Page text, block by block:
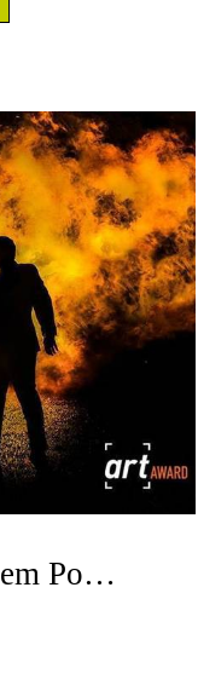
Fotografo premiado em Ponta Grossa | Leonardo Alessio